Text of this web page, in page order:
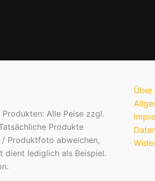
Alle Peise zzgl.
Produkte
Produktfoto abweichen,
dient lediglich als Beispiel.
Über